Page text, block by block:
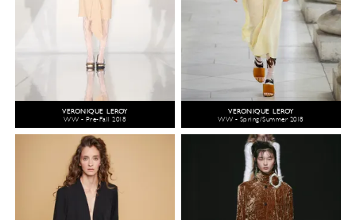
VERONIQUE LEROY
WW - Pre-Fall 2018
VERONIQUE LEROY
WW - Spring/Summer 2018